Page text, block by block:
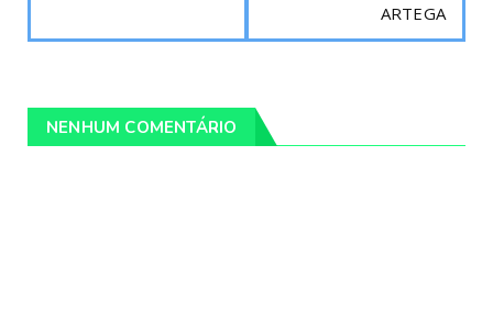
ARTEGA
NENHUM COMENTÁRIO